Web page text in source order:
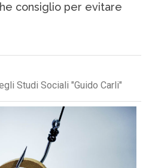
consiglio per evitare
Studi Sociali "Guido Carli"